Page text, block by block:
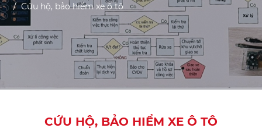
Cứu hộ, bảo hiểm xe ô tô
CỨU HỘ, BẢO HIỂM XE Ô TÔ